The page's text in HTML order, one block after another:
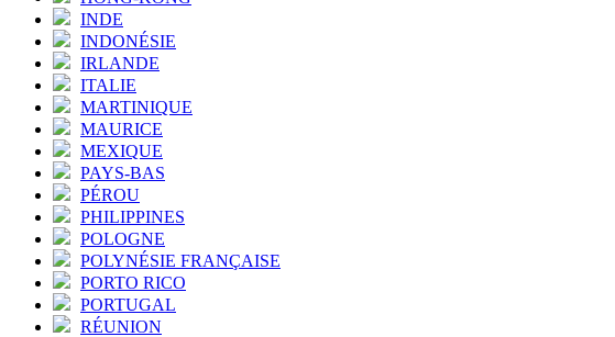
INDE
INDONÉSIE
IRLANDE
ITALIE
MARTINIQUE
MAURICE
MEXIQUE
PAYS-BAS
PÉROU
PHILIPPINES
POLOGNE
POLYNÉSIE FRANÇAISE
PORTO RICO
PORTUGAL
RÉUNION